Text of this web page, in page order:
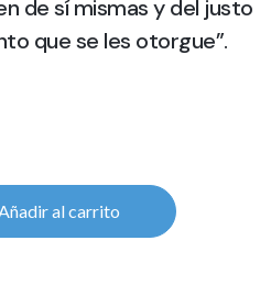
de sí mismas y del justo
que se les otorgue”.
al carrito